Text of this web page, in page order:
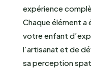
expérience
Chaque élément
votre enfant
l’artisanat et de
sa perception